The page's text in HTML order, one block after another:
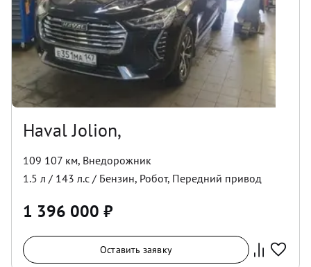
Haval Jolion,
109 107 км, Внедорожник
1.5 л / 143 л.с / Бензин, Робот, Передний привод
1 396 000 ₽
Оставить заявку